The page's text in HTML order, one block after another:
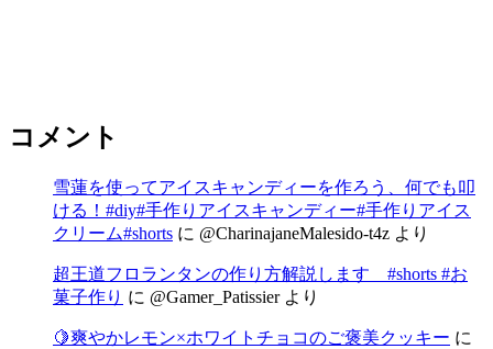
コメント
雪蓮を使ってアイスキャンディーを作ろう、何でも叩
ける！#diy#手作りアイスキャンディー#手作りアイス
クリーム#shorts に @CharinajaneMalesido-t4z より
超王道フロランタンの作り方解説します #shorts #お
菓子作り に @Gamer_Patissierより
🍋爽やかレモン×ホワイトチョコのご褒美クッキー に